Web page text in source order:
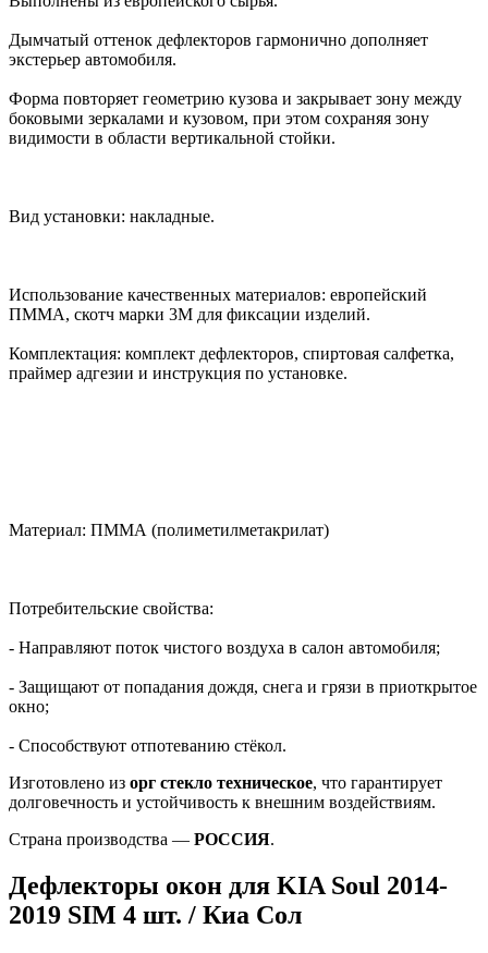
Дымчатый оттенок дефлекторов гармонично дополняет
экстерьер автомобиля.
Форма повторяет геометрию кузова и закрывает зону между
боковыми зеркалами и кузовом, при этом сохраняя зону
видимости в области вертикальной стойки.
Вид установки: накладные.
Использование качественных материалов: европейский
ПММА, скотч марки 3М для фиксации изделий.
Комплектация: комплект дефлекторов, спиртовая салфетка,
праймер адгезии и инструкция по установке.
Материал: ПММА (полиметилметакрилат)
Потребительские свойства:
- Направляют поток чистого воздуха в салон автомобиля;
- Защищают от попадания дождя, снега и грязи в приоткрытое
окно;
- Способствуют отпотеванию стёкол.
Изготовлено из орг стекло техническое, что гарантирует
долговечность и устойчивость к внешним воздействиям.
Страна производства — РОССИЯ.
Дефлекторы окон для KIA Soul 2014-
2019 SIM 4 шт. / Киа Сол